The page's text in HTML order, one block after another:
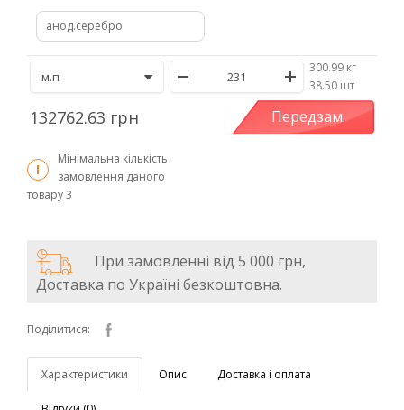
анод.серебро
300.99 кг
/38.50 шт
132762.63 грн Передзам.
Мінімальна кількість
замовлення даного
товару3
При замовленні від 5 000 грн,
Доставка по Україні безкоштовна.
Поділитися:
Характеристики Опис Доставка і оплата